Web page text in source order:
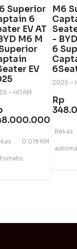
Superior
6
EV AT
M6 M
EV
- HITAM
0.019 KM
M6
-
6
2025 -
Rp
Bekas